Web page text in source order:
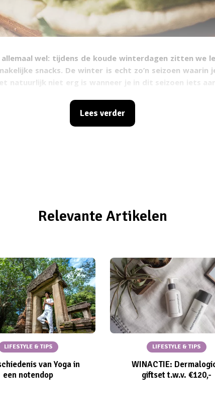
wel: tijdens de koude winterdagen zitten we
snacks. De winter is echt zo’n seizoen waarin
natuurlijk niet erg is wanneer je in dit seizoen iets
Lees verder
Relevante Artikelen
LIFESTYLE & TIPS
van Yoga in
een notendop
LIFESTYLE & TIPS
WINACTIE:
giftset t.w.v. €120,-